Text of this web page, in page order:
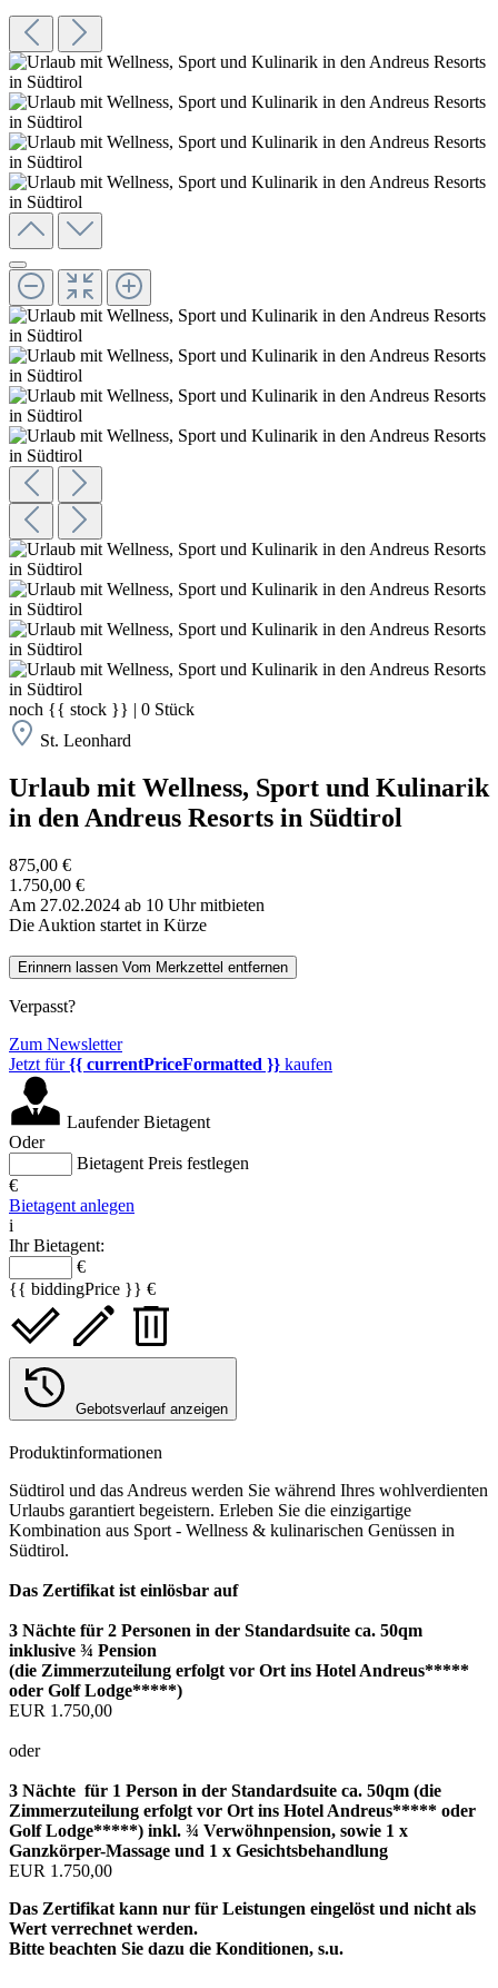
noch {{ stock }} | 0 Stück
St. Leonhard
Urlaub mit Wellness, Sport und Kulinarik
in den Andreus Resorts in Südtirol
875,00 €
1.750,00 €
Am 27.02.2024 ab 10 Uhr mitbieten
Die Auktion startet in Kürze
Erinnern lassen Vom Merkzettel entfernen
Verpasst?
Zum Newsletter
Jetzt für{{ currentPriceFormatted }} kaufen
Laufender Bietagent
Oder
Bietagent Preis festlegen
€
Bietagent anlegen
i
Ihr Bietagent:
€
{{ biddingPrice }} €
Gebotsverlauf anzeigen
Produktinformationen
Südtirol und das Andreus werden Sie während Ihres wohlverdienten
Urlaubs garantiert begeistern. Erleben Sie die einzigartige
Kombination aus Sport - Wellness & kulinarischen Genüssen in
Südtirol.
Das Zertifikat ist einlösbar auf
3 Nächte für 2 Personen in der Standardsuite ca. 50qm
inklusive ¾ Pension
(die Zimmerzuteilung erfolgt vor Ort ins Hotel Andreus*****
oder Golf Lodge*****)
EUR 1.750,00
oder
3 Nächte für 1 Person in der Standardsuite ca. 50qm (die
Zimmerzuteilung erfolgt vor Ort ins Hotel Andreus***** oder
Golf Lodge*****) inkl. ¾ Verwöhnpension, sowie 1 x
Ganzkörper-Massage und 1 x Gesichtsbehandlung
EUR 1.750,00
Das Zertifikat kann nur für Leistungen eingelöst und nicht als
Wert verrechnet werden.
Bitte beachten Sie dazu die Konditionen, s.u.